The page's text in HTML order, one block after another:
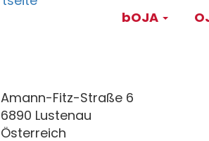
Main
bOJA
Amann-Fitz-Straße 6
6890 Lustenau
Österreich